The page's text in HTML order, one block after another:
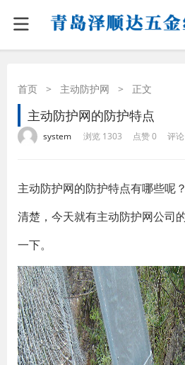
首页 > 主动防护网 > 正文
主动防护网的防护特点
system 浏览 1303 点赞 0 评
主动防护网的防护特点有哪些呢
清楚，今天就有主动防护网公司
一下。